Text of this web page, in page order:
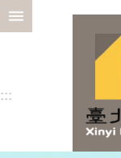
跳到主要內容區塊
:::